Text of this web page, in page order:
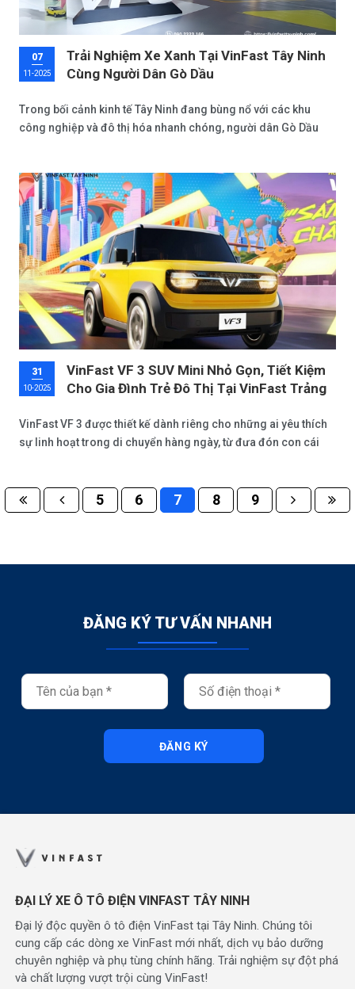
07
11-2025
Trải Nghiệm Xe Xanh Tại VinFast Tây Ninh
Cùng Người Dân Gò Dầu
Trong bối cảnh kinh tế Tây Ninh đang bùng nổ với các khu
công nghiệp và đô thị hóa nhanh chóng, người dân Gò Dầu
trở thành điểm đến quen thuộc cho những ai mong muốn
khám phá trải nghiệm xe xanh thực sự. Là một phần của hành
trình 8 năm khẳng định khát vọng Việt, VinFast không chỉ
mang đến những chiếc xe công nghệ cao mà còn lan tỏa tinh
thần sống xanh, giúp cư dân Gò Dầu giảm chi phí vận hành và
góp phần bảo vệ môi trường địa phương.
31
10-2025
VinFast VF 3 SUV Mini Nhỏ Gọn, Tiết Kiệm
Cho Gia Đình Trẻ Đô Thị Tại VinFast Trảng
VinFast VF 3 được thiết kế dành riêng cho những ai yêu thích
sự linh hoạt trong di chuyển hàng ngày, từ đưa đón con cái
ngõ hẻm chật hẹp tại Trảng Bàng, nơi mà các tuyến đường nội
thị đang phát triển nhanh chóng.
5 6 7 8 9
ĐĂNG KÝ TƯ VẤN NHANH
ĐĂNG KÝ
ĐẠI LÝ XE Ô TÔ ĐIỆN VINFAST TÂY NINH
Đại lý độc quyền ô tô điện VinFast tại Tây Ninh. Chúng tôi
cung cấp các dòng xe VinFast mới nhất, dịch vụ bảo dưỡng
chuyên nghiệp và phụ tùng chính hãng. Trải nghiệm sự đột phá
và chất lượng vượt trội cùng VinFast!